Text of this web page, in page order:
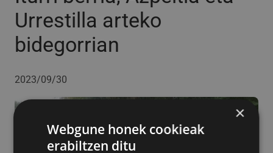
Urrestilla arteko
bidegorrian
2023/09/30
×
Webgune honek cookieak
erabiltzen ditu